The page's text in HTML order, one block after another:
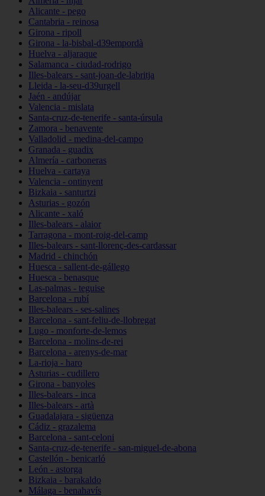
Alicante - pego
Cantabria - reinosa
Girona - ripoll
Girona - la-bisbal-d39empordà
Huelva - aljaraque
Salamanca - ciudad-rodrigo
Illes-balears - sant-joan-de-labritja
Lleida - la-seu-d39urgell
Jaén - andújar
Valencia - mislata
Santa-cruz-de-tenerife - santa-úrsula
Zamora - benavente
Valladolid - medina-del-campo
Granada - guadix
Almería - carboneras
Huelva - cartaya
Valencia - ontinyent
Bizkaia - santurtzi
Asturias - gozón
Alicante - xaló
Illes-balears - alaior
Tarragona - mont-roig-del-camp
Illes-balears - sant-llorenç-des-cardassar
Madrid - chinchón
Huesca - sallent-de-gállego
Huesca - benasque
Las-palmas - teguise
Barcelona - rubí
Illes-balears - ses-salines
Barcelona - sant-feliu-de-llobregat
Lugo - monforte-de-lemos
Barcelona - molins-de-rei
Barcelona - arenys-de-mar
La-rioja - haro
Asturias - cudillero
Girona - banyoles
Illes-balears - inca
Illes-balears - artà
Guadalajara - sigüenza
Cádiz - grazalema
Barcelona - sant-celoni
Santa-cruz-de-tenerife - san-miguel-de-abona
Castellón - benicarló
León - astorga
Bizkaia - barakaldo
Málaga - benahavís